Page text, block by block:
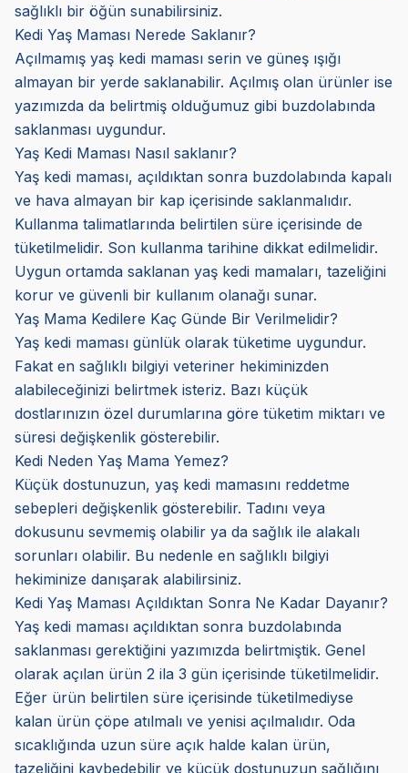
sağlıklı bir öğün sunabilirsiniz.
Kedi Yaş Maması Nerede Saklanır?
Açılmamış yaş kedi maması serin ve güneş ışığı
almayan bir yerde saklanabilir. Açılmış olan ürünler ise
yazımızda da belirtmiş olduğumuz gibi buzdolabında
saklanması uygundur.
Yaş Kedi Maması Nasıl saklanır?
Yaş kedi maması, açıldıktan sonra buzdolabında kapalı
ve hava almayan bir kap içerisinde saklanmalıdır.
Kullanma talimatlarında belirtilen süre içerisinde de
tüketilmelidir. Son kullanma tarihine dikkat edilmelidir.
Uygun ortamda saklanan yaş kedi mamaları, tazeliğini
korur ve güvenli bir kullanım olanağı sunar.
Yaş Mama Kedilere Kaç Günde Bir Verilmelidir?
Yaş kedi maması günlük olarak tüketime uygundur.
Fakat en sağlıklı bilgiyi veteriner hekiminizden
alabileceğinizi belirtmek isteriz. Bazı küçük
dostlarınızın özel durumlarına göre tüketim miktarı ve
süresi değişkenlik gösterebilir.
Kedi Neden Yaş Mama Yemez?
Küçük dostunuzun, yaş kedi mamasını reddetme
sebepleri değişkenlik gösterebilir. Tadını veya
dokusunu sevmemiş olabilir ya da sağlık ile alakalı
sorunları olabilir. Bu nedenle en sağlıklı bilgiyi
hekiminize danışarak alabilirsiniz.
Kedi Yaş Maması Açıldıktan Sonra Ne Kadar Dayanır?
Yaş kedi maması açıldıktan sonra buzdolabında
saklanması gerektiğini yazımızda belirtmiştik. Genel
olarak açılan ürün 2 ila 3 gün içerisinde tüketilmelidir.
Eğer ürün belirtilen süre içerisinde tüketilmediyse
kalan ürün çöpe atılmalı ve yenisi açılmalıdır. Oda
sıcaklığında uzun süre açık halde kalan ürün,
tazeliğini kaybedebilir ve küçük dostunuzun sağlığını